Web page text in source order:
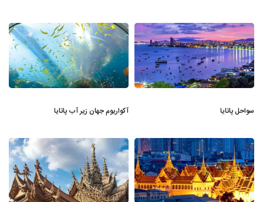
سواحل پاتایا آکواریوم جهان زیر آب پاتایا